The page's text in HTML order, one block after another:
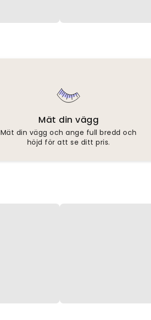
Mät din vägg
Mät din vägg och ange full bredd och
höjd för att se ditt pris.